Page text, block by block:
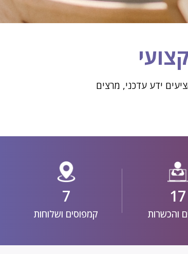
ידע עדכני, מרצים
17
והכשרות
7
קמפוסים ושלוחות